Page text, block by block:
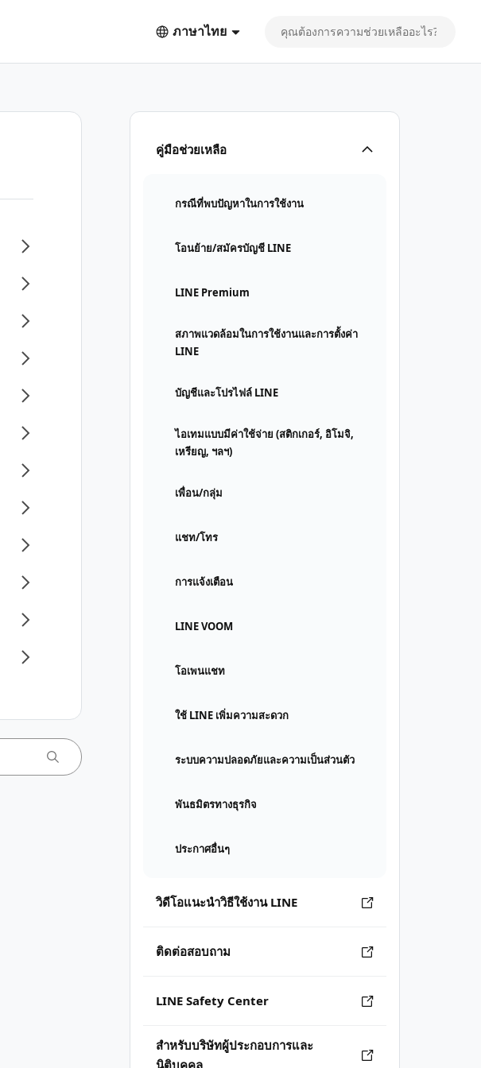
ภาษาไทย
คู่มือช่วยเหลือ
กรณีที่พบปัญหาในการใช้งาน
โอนย้าย/สมัครบัญชี LINE
LINE Premium
สภาพแวดล้อมในการใช้งานและการตั้งค่า
LINE
บัญชีและโปรไฟล์ LINE
ไอเทมแบบมีค่าใช้จ่าย (สติกเกอร์, อิโมจิ,
เหรียญ, ฯลฯ)
เพื่อน/กลุ่ม
แชท/โทร
การแจ้งเตือน
LINE VOOM
โอเพนแชท
ใช้ LINE เพิ่มความสะดวก
ระบบความปลอดภัยและความเป็นส่วนตัว
พันธมิตรทางธุรกิจ
ประกาศอื่นๆ
วิดีโอแนะนำวิธีใช้งาน LINE
ติดต่อสอบถาม
LINE Safety Center
สำหรับบริษัทผู้ประกอบการและ
นิติบุคคล